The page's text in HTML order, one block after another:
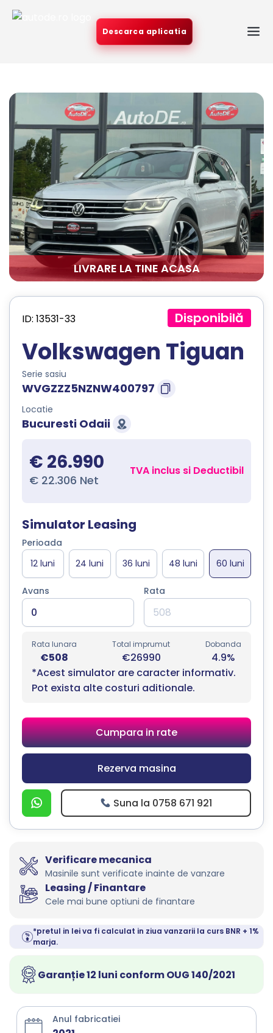
Descarca aplicatia
LIVRARE LA TINE ACASA
ID: 13531-33 Disponibilă
Volkswagen Tiguan
Serie sasiu
WVGZZZ5NZNW400797
Locatie
Bucuresti Odaii
€ 26.990
€ 22.306 Net
TVA inclus si Deductibil
Simulator Leasing
Perioada
Avans Rata
Rata lunara
€508
Total imprumut
€26990
Dobanda
4.9%
*Acest simulator are caracter informativ.
Pot exista alte costuri aditionale.
Cumpara in rate
Rezerva masina
Suna la 0758 671 921
Verificare mecanica
Masinile sunt verificate inainte de vanzare
Leasing / Finantare
Cele mai bune optiuni de finantare
*pretul in lei va fi calculat in ziua vanzarii la curs BNR + 1%
marja.
Garanție 12 luni conform OUG 140/2021
Anul fabricatiei